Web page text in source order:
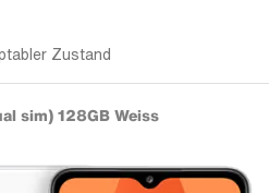
Zustand
sim) 128GB Weiss